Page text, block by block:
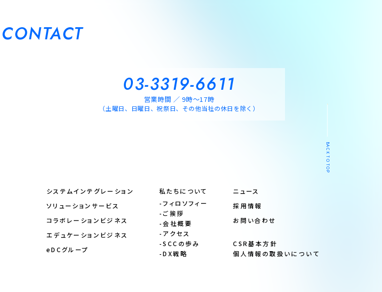
CONTACT
03-3319-6611
営業時間 ／ 9時～17時
（土曜日、日曜日、祝祭日、その他当社の休日を除く）
システムインテグレーション
ソリューションサービス
コラボレーションビジネス
エデュケーションビジネス
eDCグループ
私たちについて
-フィロソフィー
-ご挨拶
-会社概要
-アクセス
-SCCの歩み
-DX戦略
ニュース
採用情報
お問い合わせ
CSR基本方針
個人情報の取扱いについて
BACK TO TOP